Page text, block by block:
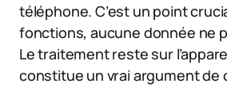
téléphone. C’est un point
fonctions, aucune donnée ne
Le traitement reste sur
constitue un vrai argument de